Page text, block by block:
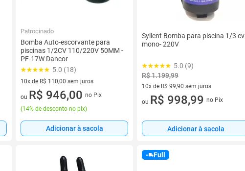
Patrocinado
Bomba Auto-escorvante para
piscinas 1/2CV 110/220V 50MM -
PF-17W Dancor
5.0 (18)
10x de R$ 110,00 sem juros
10 vez de R$ 110,00 sem juros
ou R$ 946,00 no Pix
(14% de desconto no pix)
Adicionar à sacola
Syllent Bomba para piscina 1/3 cv
mono- 220V
5.0 (9)
R$ 1.199,99
10x de R$ 99,90 sem juros
10 vez de R$ 99,90 sem juros
ou R$ 998,99 no Pix
Adicionar à sacola
Full